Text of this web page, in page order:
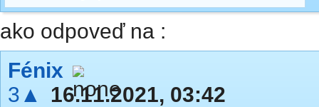
ako odpoveď na :
Fénix
3▲
16.11.2021, 03:42